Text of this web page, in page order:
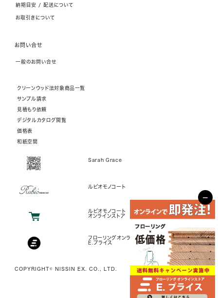
納期目安 / 配送について
お取引きについて
お問い合せ
一般のお問い合せ
クリーンウッド法対象商品一覧
サンプル請求
見積もり依頼
デジタルカタログ閲覧
価格表
和紙空間
Sarah Grace
ルビオモノコート
ルビオモノコート
オンラインストア
フローリングオンラインストア
E.プライス
COPYRIGHT© NISSIN EX. CO., LTD.
−